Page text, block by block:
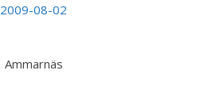
2009-08-02
Ammarnäs